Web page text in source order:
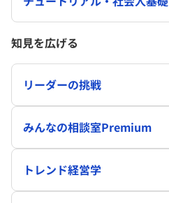
知見を広げる
リーダーの挑戦
みんなの相談室Premium
トレンド経営学